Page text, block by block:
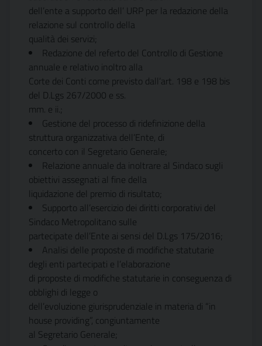
dell’ente a supporto dell’ URP per la redazione della
relazione sul controllo della
qualità dei servizi;
Redazione del referto del Controllo di Gestione
annuale e relativo inoltro alla
Corte dei Conti come previsto dall’art. 198 e 198 bis
del D.Lgs 267/2000 e ss.
mm. e ii.;
Gestione del processo di ridefinizione della
struttura organizzativa dell’Ente, di
concerto con il Segretario Generale;
Relazione annuale da inoltrare al Sindaco sugli
obiettivi assegnati al fine della
liquidazione del premio di risultato;
Supporto all’esercizio dei diritti corporativi del
Sindaco Metropolitano sulle
partecipate dell’Ente ai sensi del D.Lgs 175/2016;
Analisi delle proposte di modifiche statutarie
degli enti partecipati e l’elaborazione
di proposte di modifiche statutarie in conseguenza di
obblighi di legge o
dell’evoluzione giurisprudenziale in materia di “in
house providing”, congiuntamente
al Segretario Generale;